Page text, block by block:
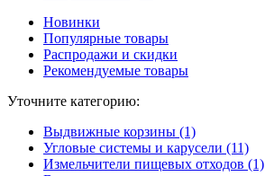
Новинки
Популярные товары
Распродажи и скидки
Рекомендуемые товары
Уточните категорию:
Выдвижные корзины (1)
Угловые системы и карусели (11)
Измельчители пищевых отходов (1)